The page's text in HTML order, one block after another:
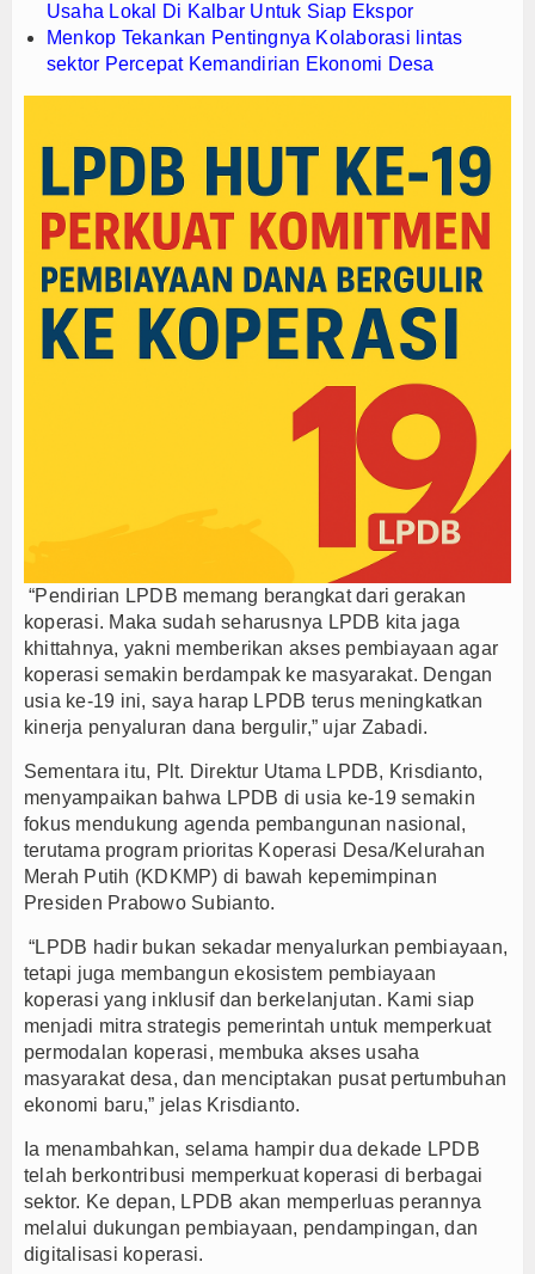
Usaha Lokal Di Kalbar Untuk Siap Ekspor
Menkop Tekankan Pentingnya Kolaborasi lintas
sektor Percepat Kemandirian Ekonomi Desa
“Pendirian LPDB memang berangkat dari gerakan
koperasi. Maka sudah seharusnya LPDB kita jaga
khittahnya, yakni memberikan akses pembiayaan agar
koperasi semakin berdampak ke masyarakat. Dengan
usia ke-19 ini, saya harap LPDB terus meningkatkan
kinerja penyaluran dana bergulir,” ujar Zabadi.
Sementara itu, Plt. Direktur Utama LPDB, Krisdianto,
menyampaikan bahwa LPDB di usia ke-19 semakin
fokus mendukung agenda pembangunan nasional,
terutama program prioritas Koperasi Desa/Kelurahan
Merah Putih (KDKMP) di bawah kepemimpinan
Presiden Prabowo Subianto.
“LPDB hadir bukan sekadar menyalurkan pembiayaan,
tetapi juga membangun ekosistem pembiayaan
koperasi yang inklusif dan berkelanjutan. Kami siap
menjadi mitra strategis pemerintah untuk memperkuat
permodalan koperasi, membuka akses usaha
masyarakat desa, dan menciptakan pusat pertumbuhan
ekonomi baru,” jelas Krisdianto.
Ia menambahkan, selama hampir dua dekade LPDB
telah berkontribusi memperkuat koperasi di berbagai
sektor. Ke depan, LPDB akan memperluas perannya
melalui dukungan pembiayaan, pendampingan, dan
digitalisasi koperasi.